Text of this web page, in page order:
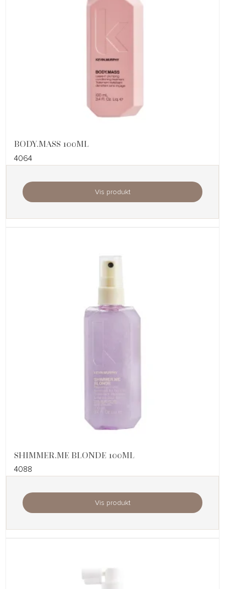
BODY.MASS 100ML
4064
Vis produkt
SHIMMER.ME BLONDE 100ML
4088
Vis produkt